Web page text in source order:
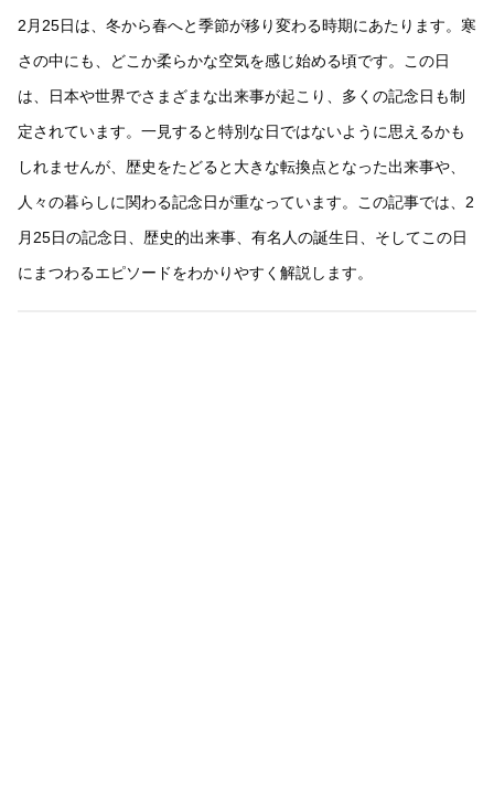
2月25日は、冬から春へと季節が移り変わる時期にあたります。寒
さの中にも、どこか柔らかな空気を感じ始める頃です。この日
は、日本や世界でさまざまな出来事が起こり、多くの記念日も制
定されています。一見すると特別な日ではないように思えるかも
しれませんが、歴史をたどると大きな転換点となった出来事や、
人々の暮らしに関わる記念日が重なっています。この記事では、2
月25日の記念日、歴史的出来事、有名人の誕生日、そしてこの日
にまつわるエピソードをわかりやすく解説します。